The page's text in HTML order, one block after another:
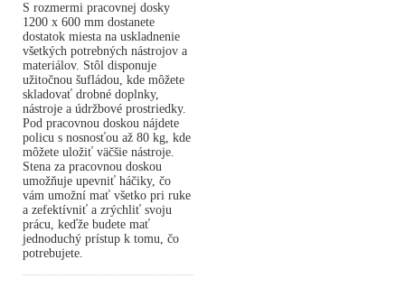
S rozmermi pracovnej dosky
1200 x 600 mm dostanete
dostatok miesta na uskladnenie
všetkých potrebných nástrojov a
materiálov. Stôl disponuje
užitočnou šufládou, kde môžete
skladovať drobné doplnky,
nástroje a údržbové prostriedky.
Pod pracovnou doskou nájdete
policu s nosnosťou až 80 kg, kde
môžete uložiť väčšie nástroje.
Stena za pracovnou doskou
umožňuje upevniť háčiky, čo
vám umožní mať všetko pri ruke
a zefektívniť a zrýchliť svoju
prácu, keďže budete mať
jednoduchý prístup k tomu, čo
potrebujete.